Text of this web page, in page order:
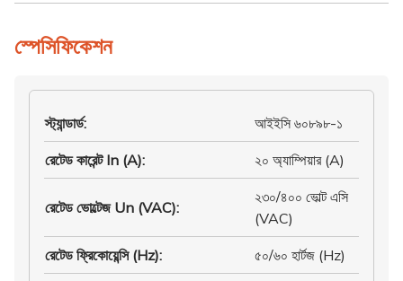
স্পেসিফিকেশন
স্ট্যান্ডার্ড: আইইসি ৬০৮৯৮-১
রেটেড কারেন্ট In (A): ২০ অ্যাম্পিয়ার (A)
রেটেড ভোল্টেজ Un (VAC):
২৩০/৪০০ ভোল্ট এসি
(VAC)
রেটেড ফ্রিকোয়েন্সি (Hz): ৫০/৬০ হার্টজ (Hz)